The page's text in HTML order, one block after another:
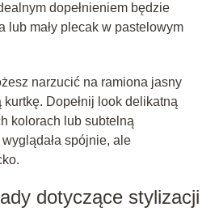
dopełnieniem będzie
lub mały plecak w pastelowym
narzucić na ramiona jasny
Dopełnij look delikatną
kolorach lub subtelną
spójnie, ale
dotyczące stylizacji